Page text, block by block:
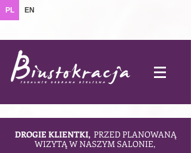
PL EN
DROGIE KLIENTKI, PRZED PLANOWANĄ
WIZYTĄ W NASZYM SALONIE,